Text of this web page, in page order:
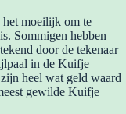
het moeilijk om te
Sommigen hebben
door de tekenaar
in de Kuifje
heel wat geld waard
gewilde Kuifje